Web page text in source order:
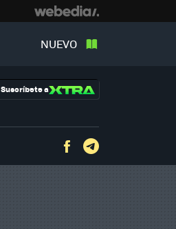
NUEVO
Suscríbete a
Facebook